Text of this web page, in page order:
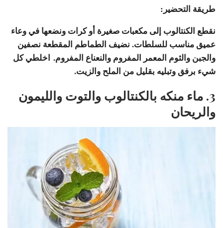
طريقة التحضير:
نقطع الكنتالوب إلى مكعبات صغيرة أو كرات ونضعها في وعاء
عميق مناسب للسلطات. نضيف الطماطم المقطعة نصفين
والجبن والثوم المعمر المفروم والنعناع المفروم. اخلطي كل
شيء برفق وتبليه بقليل من الملح والزيت.
3. ماء منكه بالكنتالوب والتوت والليمون
والريحان